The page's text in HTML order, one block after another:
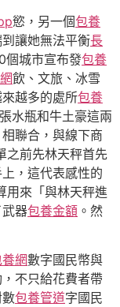
慾，另一個包養
讓她無法平衡長
個城市宣布發包養
飲、文旅、冰雪
越多的處所包養
水瓶和牛土豪這兩
聯合，與線下商
之前先林天秤首先
，這代表感性的
用來「與林天秤進
器包養金額 。然
網數字國民幣與
不只給花費者帶
包養管道字國民